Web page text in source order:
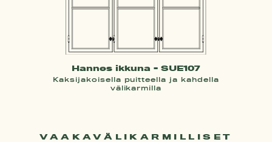
Hannes ikkuna - SUE107
Kaksijakoisella puitteella ja kahdella
välikarmilla
VAAKAVÄLIKARMILLISET